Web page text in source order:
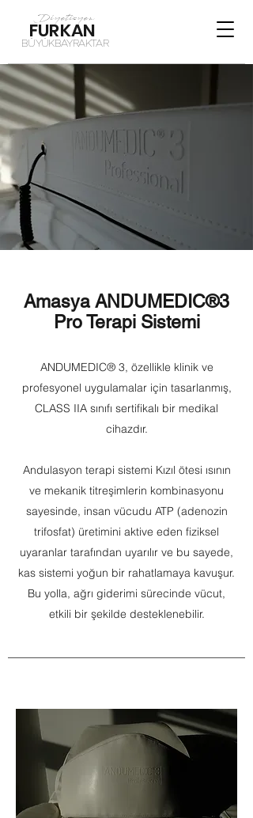
Diyetisyen
FURKAN
BÜYÜKBAYRAKTAR
Amasya ANDUMEDIC®3
Pro Terapi Sistemi
ANDUMEDIC® 3, özellikle klinik ve
profesyonel uygulamalar için tasarlanmış,
CLASS IIA sınıfı sertifikalı bir medikal
cihazdır.
Andulasyon terapi sistemi Kızıl ötesi ısının
ve mekanik titreşimlerin kombinasyonu
sayesinde, insan vücudu ATP (adenozin
trifosfat) üretimini aktive eden fiziksel
uyaranlar tarafından uyarılır ve bu sayede,
kas sistemi yoğun bir rahatlamaya kavuşur.
Bu yolla, ağrı giderimi sürecinde vücut,
etkili bir şekilde desteklenebilir.